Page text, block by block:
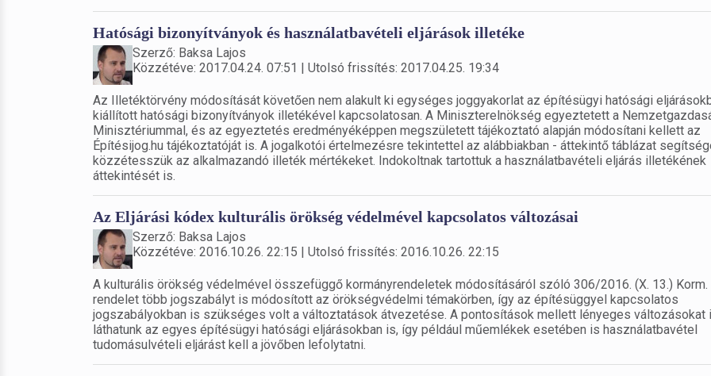
Hatósági bizonyítványok és használatbavételi eljárások illetéke
Szerző: Baksa Lajos
Közzétéve: 2017.04.24. 07:51 | Utolsó frissítés: 2017.04.25. 19:34
Az Illetéktörvény módosítását követően nem alakult ki egységes joggyakorlat az építésügyi hatósági
kiállított hatósági bizonyítványok illetékével kapcsolatosan. A Miniszterelnökség egyeztetett a
Minisztériummal, és az egyeztetés eredményéképpen megszületett tájékoztató alapján módosítani kellett az
Építésijog.hu tájékoztatóját is. A jogalkotói értelmezésre tekintettel az alábbiakban - áttekintő táblázat
közzétesszük az alkalmazandó illeték mértékeket. Indokoltnak tartottuk a használatbavételi eljárás illetékének
áttekintését is.
Az Eljárási kódex kulturális örökség védelmével kapcsolatos változásai
Szerző: Baksa Lajos
Közzétéve: 2016.10.26. 22:15 | Utolsó frissítés: 2016.10.26. 22:15
A kulturális örökség védelmével összefüggő kormányrendeletek módosításáról szóló 306/2016. (X. 13.) Korm.
rendelet több jogszabályt is módosított az örökségvédelmi témakörben, így az építésüggyel kapcsolatos
jogszabályokban is szükséges volt a változtatások átvezetése. A pontosítások mellett lényeges változásokat
láthatunk az egyes építésügyi hatósági eljárásokban is, így például műemlékek esetében is használatbavétel
tudomásulvételi eljárást kell a jövőben lefolytatni.